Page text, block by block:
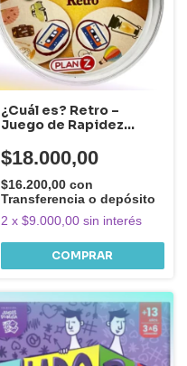
¿Cuál es? Retro –
Juego de Rapidez
$18.000,00
$16.200,00 con
Transferencia o depósito
2 x $9.000,00 sin interés